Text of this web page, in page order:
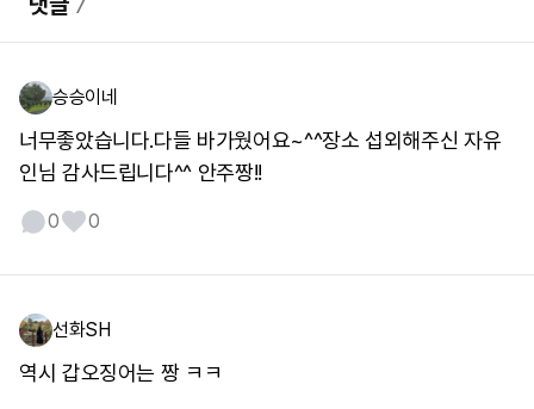
승승이네
너무좋았습니다.다들 바가웠어요~^^장소 섭외해주신 자유
인님 감사드립니다^^ 안주짱!!
0 0
선화SH
역시 갑오징어는 짱 ㅋㅋ